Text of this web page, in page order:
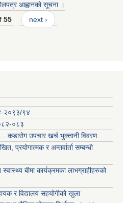
आह्वानको सूचना ।
55
next ›
२०९३/९४
०८३
कडारोग उपचार खर्च भुक्तानी विवरण
प्रयोगात्मक र अन्तर्वार्ता सम्बन्धी
बीमा कार्यक्रमका लाभग्राहीहरुको
र विद्यालय सहयोगीको खुला